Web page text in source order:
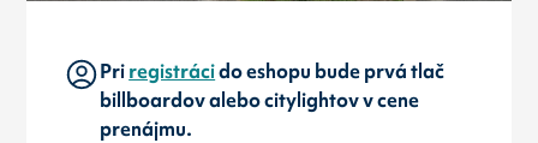
Priregistrácido eshopu bude prvá tlač
billboardov alebo citylightov v cene
prenájmu.